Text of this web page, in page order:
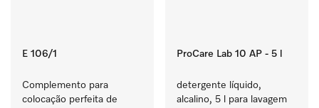
E 106/1
Complemento para
colocação perfeita de
ProCare Lab 10 AP - 5 l
detergente líquido,
alcalino, 5 l para lavagem